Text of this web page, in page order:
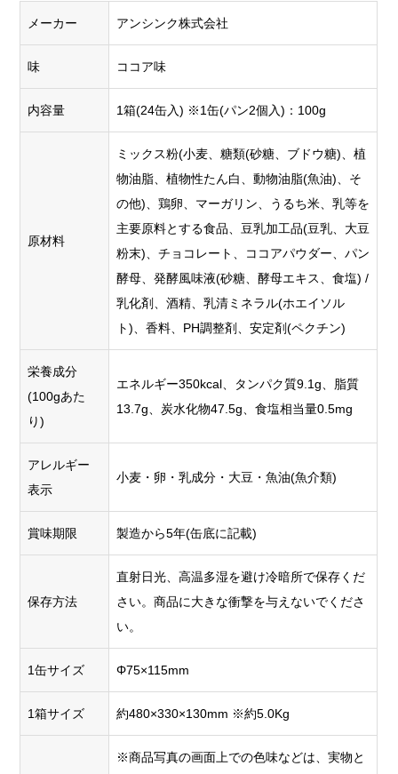
メーカー アンシンク株式会社
味 ココア味
内容量 1箱(24缶入) ※1缶(パン2個入)：100g
原材料
ミックス粉(小麦、糖類(砂糖、ブドウ糖)、植
物油脂、植物性たん白、動物油脂(魚油)、そ
の他)、鶏卵、マーガリン、うるち米、乳等を
主要原料とする食品、豆乳加工品(豆乳、大豆
粉末)、チョコレート、ココアパウダー、パン
酵母、発酵風味液(砂糖、酵母エキス、食塩) /
乳化剤、酒精、乳清ミネラル(ホエイソル
ト)、香料、PH調整剤、安定剤(ペクチン)
栄養成分
(100gあた
り)
エネルギー350kcal、タンパク質9.1g、脂質
13.7g、炭水化物47.5g、食塩相当量0.5mg
アレルギー
表示
小麦・卵・乳成分・大豆・魚油(魚介類)
賞味期限 製造から5年(缶底に記載)
保存方法
直射日光、高温多湿を避け冷暗所で保存くだ
さい。商品に大きな衝撃を与えないでくださ
い。
1缶サイズ Φ75×115mm
1箱サイズ 約480×330×130mm ※約5.0Kg
※商品写真の画面上での色味などは、実物と